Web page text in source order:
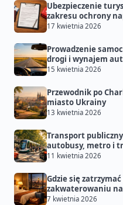
Ubezpieczenie
zakresu ochrony
17 kwietnia 2026
Prowadzenie
drogi i wynajem aut
15 kwietnia 2026
Przewodnik po
miasto Ukrainy
13 kwietnia 2026
Transport
autobusy, metro i
11 kwietnia 2026
Gdzie się
zakwaterowaniu
7 kwietnia 2026